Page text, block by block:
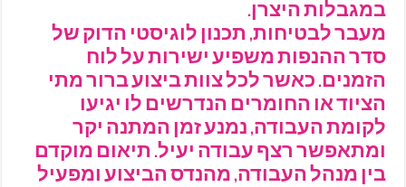
במגבלות היצרן.
מעבר לבטיחות, תכנון לוגיסטי הדוק של
סדר ההנפות משפיע ישירות על לוח
הזמנים. כאשר לכל צוות ביצוע ברור מתי
הציוד או החומרים הנדרשים לו יגיעו
לקומת העבודה, נמנע זמן המתנה יקר
ומתאפשר רצף עבודה יעיל. תיאום מוקדם
בין מנהל העבודה, מהנדס הביצוע ומפעיל